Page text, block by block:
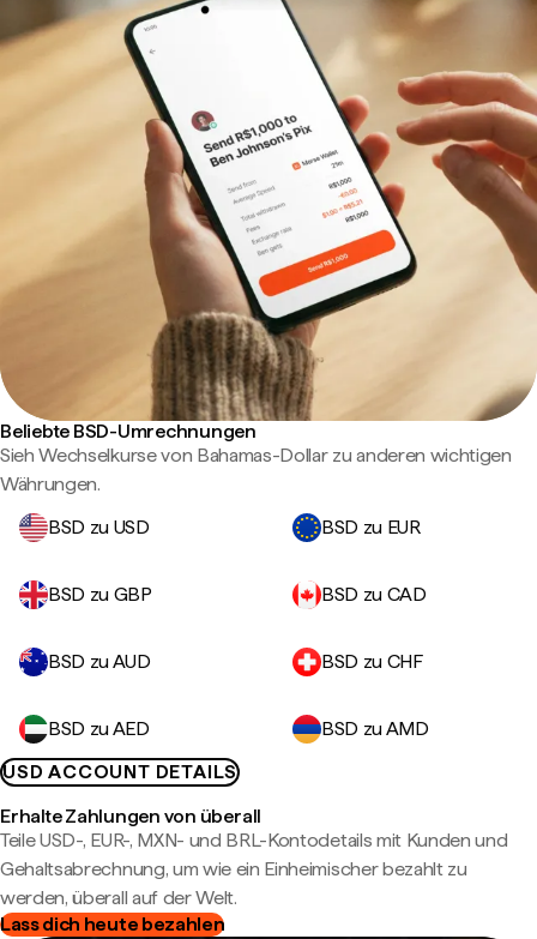
Beliebte BSD-Umrechnungen
Sieh Wechselkurse von Bahamas-Dollar zu anderen wichtigen
Währungen.
BSD zu USD
BSD zu EUR
BSD zu GBP BSD zu CAD
BSD zu AUD BSD zu CHF
BSD zu AED
BSD zu AMD
USD ACCOUNT DETAILS
Erhalte Zahlungen von überall
Teile USD-, EUR-, MXN- und BRL-Kontodetails mit Kunden und
Gehaltsabrechnung, um wie ein Einheimischer bezahlt zu
werden, überall auf der Welt.
Lass dich heute bezahlen